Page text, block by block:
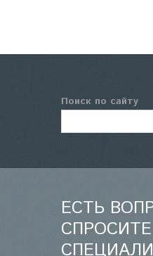
Поиск по сайту
ЕСТЬ
СПРОСИТЕ